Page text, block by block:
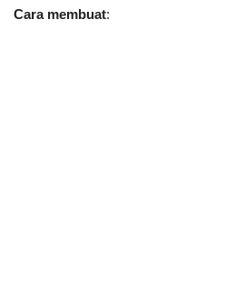
Cara membuat: